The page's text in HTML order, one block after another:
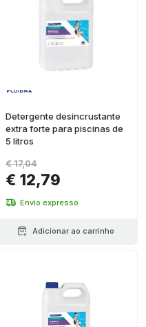
Detergente desincrustante
extra forte para piscinas de
5 litros
€ 12,79
€ 17,04
Envio expresso
Adicionar ao carrinho